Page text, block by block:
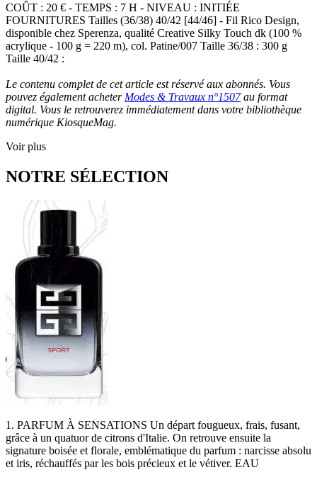
COÛT : 20 € - TEMPS : 7 H - NIVEAU : INITIÉE
FOURNITURES Tailles (36/38) 40/42 [44/46] - Fil Rico Design,
disponible chez Sperenza, qualité Creative Silky Touch dk (100 %
acrylique - 100 g = 220 m), col. Patine/007 Taille 36/38 : 300 g
Taille 40/42 :
Le contenu complet de cet article est réservé aux abonnés. Vous
pouvez également acheter Modes & Travaux n°1507au format
digital. Vous le retrouverez immédiatement dans votre bibliothèque
numérique KiosqueMag.
Voir plus
NOTRE SÉLECTION
1. PARFUM À SENSATIONS Un départ fougueux, frais, fusant,
grâce à un quatuor de citrons d'Italie. On retrouve ensuite la
signature boisée et florale, emblématique du parfum : narcisse absolu
et iris, réchauffés par les bois précieux et le vétiver. EAU